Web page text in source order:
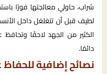
شراب، حاولي معالجتها فورًا
لطيف قبل أن تتغلغل داخل
الكثير من الجهد لاحقًا
دائمًا.
نصائح إضافية